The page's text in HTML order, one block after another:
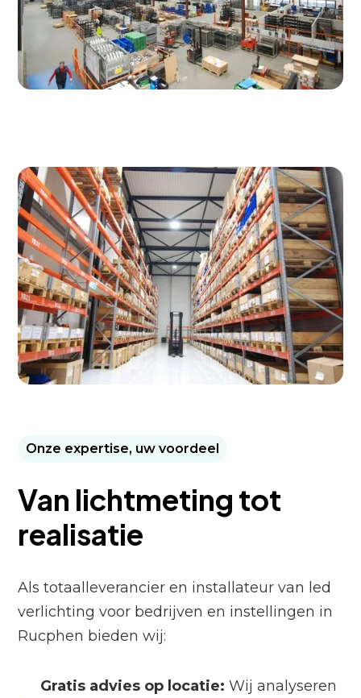
Onze expertise, uw voordeel
Van lichtmeting tot
realisatie
Als totaalleverancier en installateur van led
verlichting voor bedrijven en instellingen in
Rucphen bieden wij:
Gratis advies op locatie:Wij analyseren